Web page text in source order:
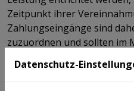
Zeitpunkt ihrer
Zahlungseingänge sind
zuzuordnen und sollten im
Datenschutz-